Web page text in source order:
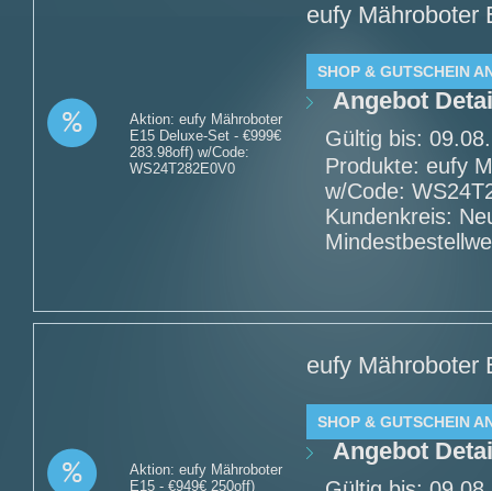
Aktion: eufy Mähroboter
E15 Deluxe-Set - €999€
283.98off) w/Code:
WS24T282E0V0
eufy Mähroboter
SHOP & GUTSCHEIN
Angebot
Gültig bis:
Produkte: eufy
w/Code:
Kundenkreis:
Aktion: eufy Mähroboter
E15 - €949€ 250off)
eufy Mähroboter
SHOP & GUTSCHEIN
Angebot